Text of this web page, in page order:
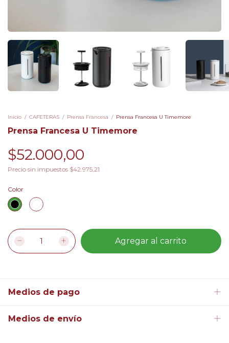
Inicio / CAFETERAS / Prensa Francesa / Prensa Francesa U Timemore
Prensa Francesa U Timemore
$52.000,00
Precio sin impuestos $42.975,21
Color
Medios de pago
Medios de envío